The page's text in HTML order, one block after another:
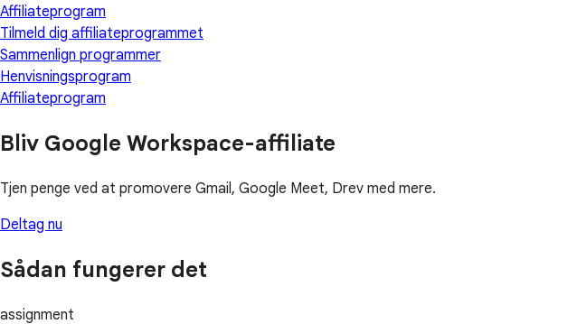
Affiliateprogram
Tilmeld dig affiliateprogrammet
Sammenlign programmer
Henvisningsprogram
Affiliateprogram
Bliv Google Workspace-affiliate
Tjen penge ved at promovere Gmail, Google Meet, Drev med mere.
Deltag nu
Sådan fungerer det
assignment